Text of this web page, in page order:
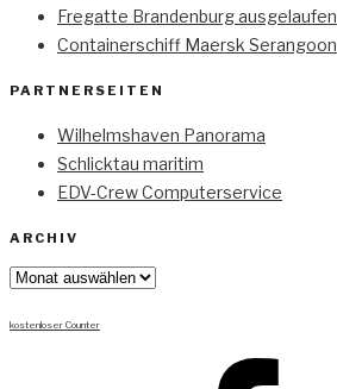
Fregatte Brandenburg ausgelaufen
Containerschiff Maersk Serangoon
PARTNERSEITEN
Wilhelmshaven Panorama
Schlicktau maritim
EDV-Crew Computerservice
ARCHIV
Archiv
kostenloser Counter